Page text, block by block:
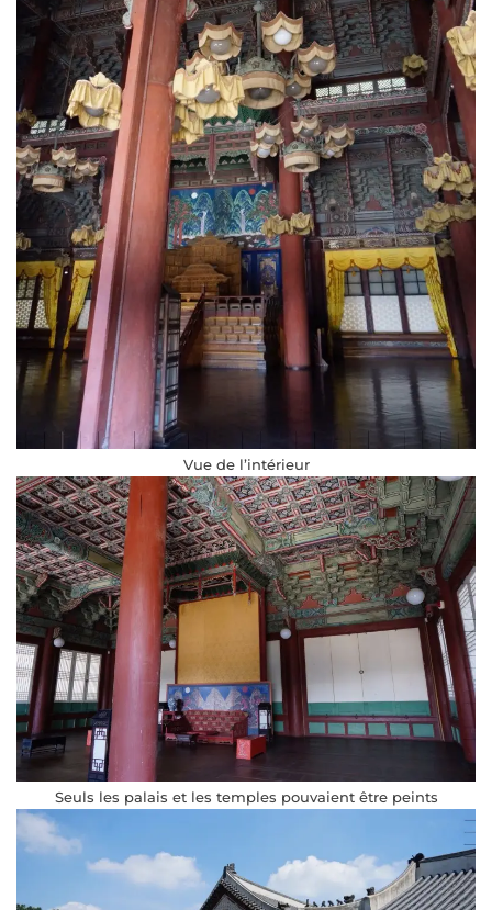
Vue de l’intérieur
Seuls les palais et les temples pouvaient être peints